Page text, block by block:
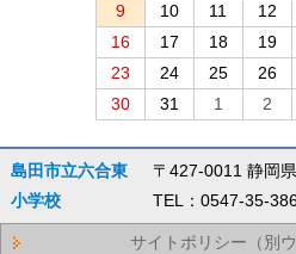
9
10 11 12
16
17 18 19
23
24 25 26
30
31 1 2
島田市立六合東
小学校
〒427-0011 静岡
TEL：0547-35-
サイトポリシー（別